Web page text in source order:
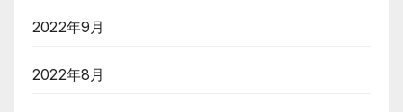
2022年9月
2022年8月